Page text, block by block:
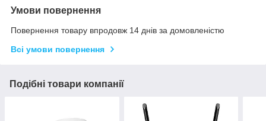
Умови повернення
Повернення товару впродовж 14 днів за домовленістю
Всі умови повернення
Подібні товари компанії